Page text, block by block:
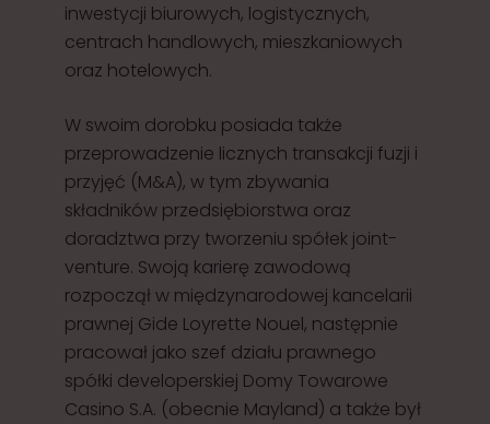
inwestycji biurowych, logistycznych,
centrach handlowych, mieszkaniowych
oraz hotelowych.
W swoim dorobku posiada także
przeprowadzenie licznych transakcji fuzji i
przyjęć (M&A), w tym zbywania
składników przedsiębiorstwa oraz
doradztwa przy tworzeniu spółek joint-
venture. Swoją karierę zawodową
rozpoczął w międzynarodowej kancelarii
prawnej Gide Loyrette Nouel, następnie
pracował jako szef działu prawnego
spółki developerskiej Domy Towarowe
Casino S.A. (obecnie Mayland) a także był